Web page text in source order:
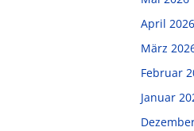
April 2026
März
Februar
Januar